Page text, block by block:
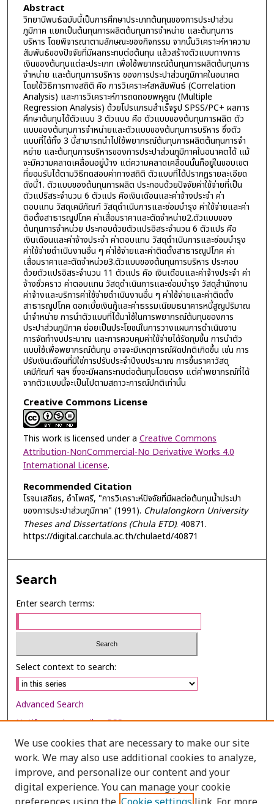
Abstract
วิทยานิพนธ์ฉบับนี้เป็นการศึกษาประเภทต้นทุนของการประปาส่วน
ภูมิภาค แยกเป็นต้นทุนการผลิตต้นทุนการจำหน่าย และต้นทุนการ
บริหาร โดยพิจารณาตามลักษณะของกิจกรรม จากนั้นวิเคราะห์หาความ
สัมพันธ์ของปัจจัยที่มีผลกระทบต่อต้นทุน แล้วสร้างตัวแบบทางการ
เงินของต้นทุนแต่ละประเภท เพื่อใช้พยากรณ์ต้นทุนการผลิตต้นทุนการ
จำหน่าย และต้นทุนการบริหาร ของการประปาส่วนภูมิภาคในอนาคต
โดยใช้วิธีการทางสถิติ คือ การวิเคราะห์สหสัมพันธ์ (Correlation
Analysis) และการวิเคราะห์การถดถอยพหุคูณ (Multiple
Regression Analysis) ด้วยโปรแกรมสำเร็จรูป SPSS/PC+ ผลการ
ศึกษาต้นทุนได้ตัวแบบ 3 ตัวแบบ คือ ตัวแบบของต้นทุนการผลิต ตัว
แบบของต้นทุนการจำหน่ายและตัวแบบของต้นทุนการบริหาร ซึ่งตัว
แบบที่ได้ทั้ง 3 นี้สามารถนำไปใช้พยากรณ์ต้นทุนการผลิตต้นทุนการจำ
หย่าย และต้นทุนการบริหารของการประปาส่วนภูมิภาคในอนาคตได้ แม้
จะมีความคลาดเคลื่อนอยู่บ้าง แต่ความคลาดเคลื่อนนั้นก็อยู่ในขอบเขต
ที่ยอมรับได้ตามวิธีทดสอบค่าทางสถิติ ตัวแบบที่ได้ปรากฏรายละเอียด
ดังนี้1. ตัวแบบของต้นทุนการผลิต ประกอบด้วยปัจจัยค่าใช้จ่ายที่เป็น
ตัวแปริสระจำนวน 6 ตัวแปร คือเงินเดือนและค่าจ้างประจำ ค่า
ตอบแทน วัสดุเคมีภัณฑ์ วัสดุดำเนินการและซ่อมบำรุง ค่าใช้จ่ายและค่า
ติอตั้งสาธารณูปโภค ค่าเสื่อมราคาและตัดจำหน่าย2.ตัวแบบของ
ต้นทุนการจำหน่วย ประกอบด้วยตัวแปรอิสระจำนวน 6 ตัวแปร คือ
เงินเดือนและค่าจ้างประจำ ค่าตอบแทน วัสดุดำเนินการและซ่อมบำรุง
ค่าใช้จ่ายดำเนินงานอื่น ๆ ค่าใช้จ่ายและค่าติดตั้งสาธารณูปโภค ค่า
เสื่อมราคาและตัดจำหน่วย3.ตัวแบบของต้นทุนการบริหาร ประกอบ
ด้วยตัวแปรอิสระจำนวน 11 ตัวแปร คือ เงินเดือนและค่าจ้างประจำ ค่า
จ้างชั่วคราว ค่าตอบแทน วัสดุดำเนินการและซ่อมบำรุง วัสดุสำนักงาน
ค่าจ้างและบริการค่าใช้จ่ายดำเนินงานอื่น ๆ ค่าใช้จ่ายและค่าติดตั้ง
สาธารณูปโภค ดอกเบี้ยเงินกู้และค่าธรรมเนียมธนาคารหนี้สูญปริมาณ
นำจำหน่าย การนำตัวแบบที่ได้มาใช้ในการพยากรณ์ต้นทุนของการ
ประปาส่วนภูมิภาค ย่อยเป็นประโยชน์ในการวางแผนการดำเนินงาน
การจัดทำงบประมาณ และการควบคุมค่าใช้จ่ายได้รัดกุมขึ้น การนำตัว
แบบใช้เพื่อพยากรณ์ต้นทุน อาจจะมีเหตุการณ์ผิดปกติเกิดขึ้น เช่น การ
ปรับเงินเดือนที่มิใช่การปรับประจำปีงบประมาณ การขึ้นราคาวัสดุ
เคมีภัณฑ์ ฯลฯ ซึ่งจะมีผลกระทบต่อต้นทุนโดยตรง แต่ค่าพยากรณ์ที่ได้
จากตัวแบบนี้จะเป็นไปตามสถาวะการณ์ปกติเท่านั้น
Creative Commons License
This work is licensed under a Creative Commons
Attribution-NonCommercial-No Derivative Works 4.0
International License.
Recommended Citation
โรจนเสถียร, อำไพศรี, "การวิเคราะห์ปัจจัยที่มีผลต่อต้นทุนน้ำประปา
ของการประปาส่วนภูมิภาค" (1991). Chulalongkorn University
Theses and Dissertations (Chula ETD). 40871.
https://digital.car.chula.ac.th/chulaetd/40871
Search
Enter search terms:
Select context to search:
Advanced Search
Notify me via email orRSS
Browse
Collections
Disciplines
We use cookies that are necessary to make our site
work. We may also use additional cookies to analyze,
improve, and personalize our content and your
digital experience. You can manage your cookie